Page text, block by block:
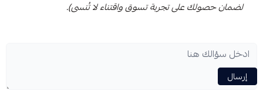
لضمان حصولك على تجربة تسوق واقتناء لا تُنسى).
إرسال